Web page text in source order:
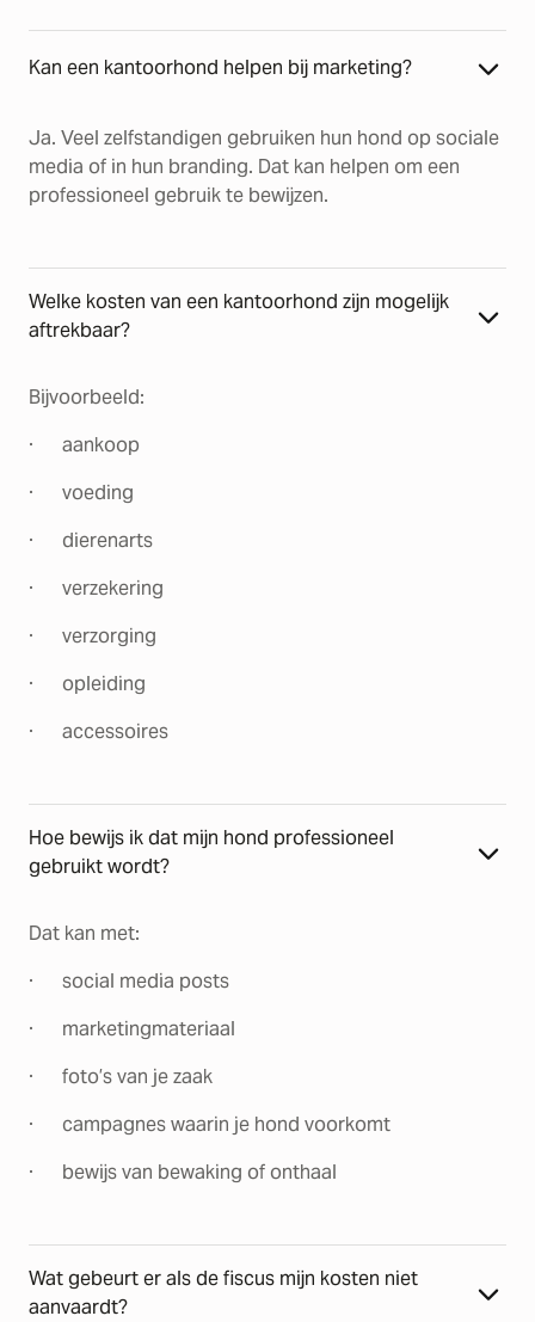
Kan een kantoorhond helpen bij marketing?
Ja. Veel zelfstandigen gebruiken hun hond op sociale
media of in hun branding. Dat kan helpen om een
professioneel gebruik te bewijzen.
Welke kosten van een kantoorhond zijn mogelijk
aftrekbaar?
Bijvoorbeeld:
· aankoop
· voeding
· dierenarts
· verzekering
· verzorging
· opleiding
· accessoires
Hoe bewijs ik dat mijn hond professioneel
gebruikt wordt?
Dat kan met:
· social media posts
· marketingmateriaal
· foto’s van je zaak
· campagnes waarin je hond voorkomt
· bewijs van bewaking of onthaal
Wat gebeurt er als de fiscus mijn kosten niet
aanvaardt?